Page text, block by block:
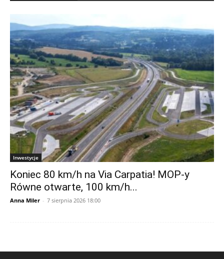
Inwestycje
Koniec 80 km/h na Via Carpatia! MOP-y
Równe otwarte, 100 km/h...
Anna Miler - 7 sierpnia 2026 18:00